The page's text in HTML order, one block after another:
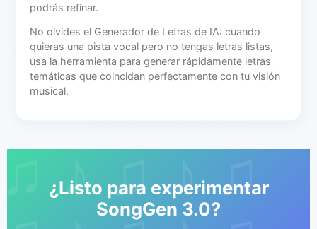
podrás refinar.
No olvides el Generador de Letras de IA: cuando
quieras una pista vocal pero no tengas letras listas,
usa la herramienta para generar rápidamente letras
temáticas que coincidan perfectamente con tu visión
musical.
¿Listo para experimentar
SongGen 3.0?